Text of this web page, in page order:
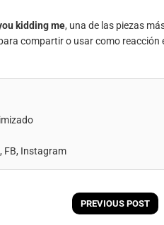
kidding me, una de las piezas
compartir o usar como
FB, Instagram
PREVIOUS POST